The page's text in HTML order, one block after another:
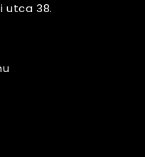
utca 38.